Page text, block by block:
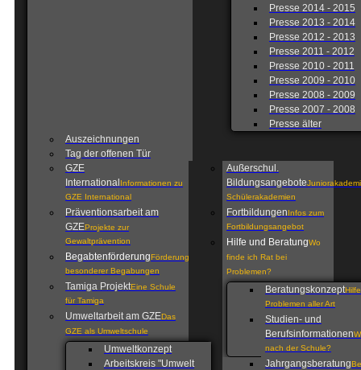
Presse 2014 - 2015
Presse 2013 - 2014
Presse 2012 - 2013
Presse 2011 - 2012
Presse 2010 - 2011
Presse 2009 - 2010
Presse 2008 - 2009
Presse 2007 - 2008
Presse älter
Auszeichnungen
Tag der offenen Tür
GZE
International Informationen zu
GZE International
Präventionsarbeit am
GZEProjekte zur
Gewaltprävention
BegabtenförderungFörderung
besonderer Begabungen
Tamiga ProjektEine Schule
für Tamiga
Umweltarbeit am GZEDas
GZE als Umweltschule
Umweltkonzept
Arbeitskreis "Umwelt
Außerschul.
Bildungsangebote
Schülerakademien
FortbildungenInfos zum
Fortbildungsangebot
Hilfe und BeratungWo
finde ich Rat bei
Problemen?
Beratungskonzept
Problemen aller Art
Studien- und
Berufsinformationen
nach der Schule?
Jahrgangsberatung